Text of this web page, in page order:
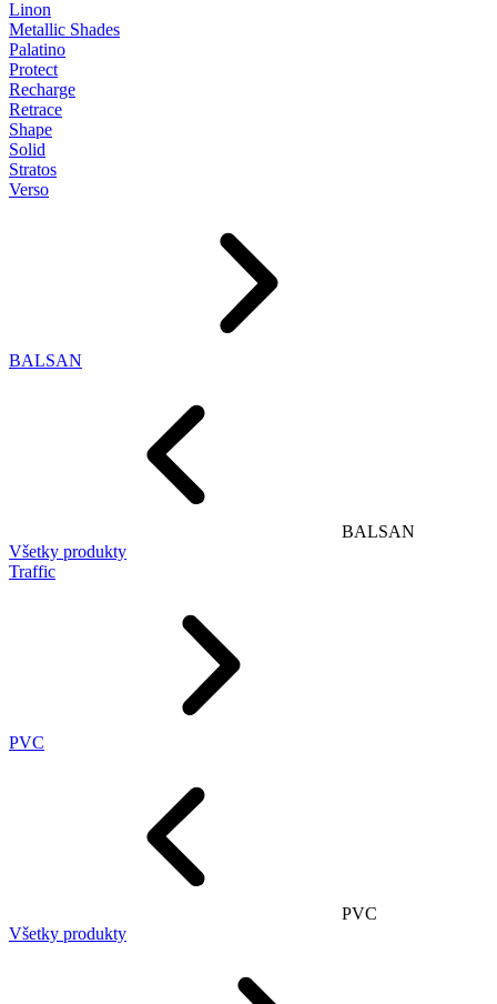
Linon
Metallic Shades
Palatino
Protect
Recharge
Retrace
Shape
Solid
Stratos
Verso
BALSAN
BALSAN
Všetky produkty
Traffic
PVC
PVC
Všetky produkty